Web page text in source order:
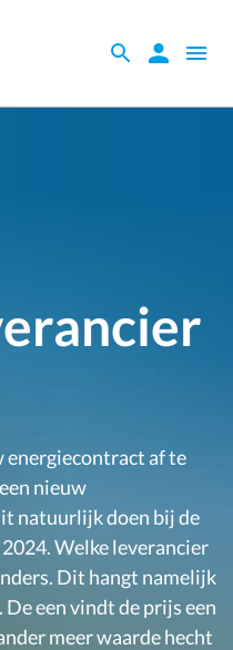
Zoeken
Open
energiecontract af te
nieuw
natuurlijk doen bij de
Welke leverancier
Dit hangt namelijk
een vindt de prijs een
meer waarde hecht